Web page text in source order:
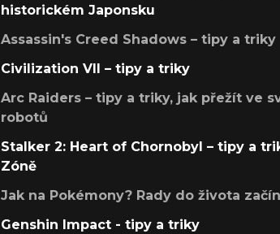
historickém Japonsku
Assassin's Creed Shadows – tipy a triky
Civilization VII – tipy a triky
Arc Raiders – tipy a triky, jak přežít ve
robotů
Stalker 2: Heart of Chornobyl – tipy a
Zóně
Jak na Pokémony? Rady do života
Genshin Impact - tipy a triky